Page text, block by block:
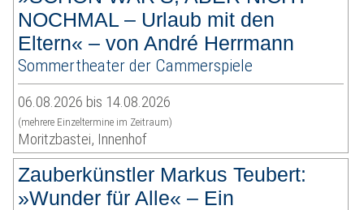
NOCHMAL – Urlaub mit den
Eltern« – von André Herrmann
Sommertheater der Cammerspiele
06.08.2026 bis 14.08.2026
(mehrere Einzeltermine im Zeitraum)
Moritzbastei, Innenhof
Zauberkünstler Markus Teubert:
»Wunder für Alle« – Ein